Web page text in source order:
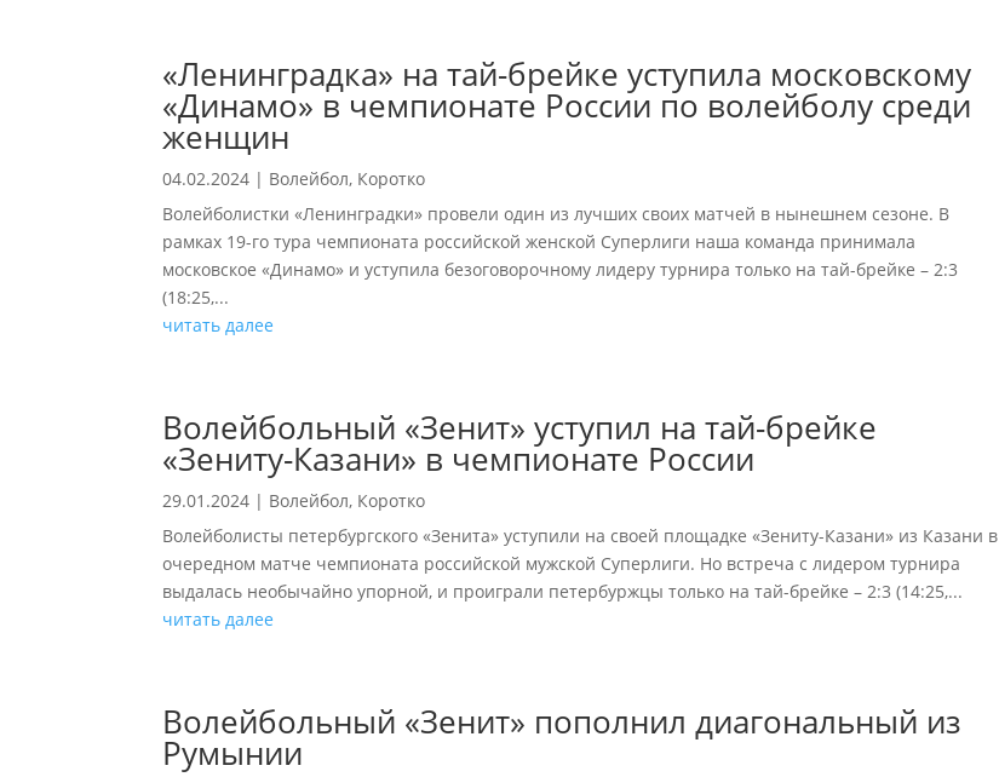
«Ленинградка» на тай-брейке уступила московскому
«Динамо» в чемпионате России по волейболу среди
женщин
04.02.2024 | Волейбол, Коротко
Волейболистки «Ленинградки» провели один из лучших своих матчей в нынешнем сезоне. В
рамках 19-го тура чемпионата российской женской Суперлиги наша команда принимала
московское «Динамо» и уступила безоговорочному лидеру турнира только на тай-брейке – 2:3
(18:25,...
читать далее
Волейбольный «Зенит» уступил на тай-брейке
«Зениту-Казани» в чемпионате России
29.01.2024 | Волейбол, Коротко
Волейболисты петербургского «Зенита» уступили на своей площадке «Зениту-Казани» из Казани в
очередном матче чемпионата российской мужской Суперлиги. Но встреча с лидером турнира
выдалась необычайно упорной, и проиграли петербуржцы только на тай-брейке – 2:3 (14:25,...
читать далее
Волейбольный «Зенит» пополнил диагональный из
Румынии